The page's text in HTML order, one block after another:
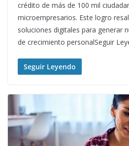
crédito de más de 100 mil
microempresarios. Este logro
soluciones digitales para generar
de crecimiento personalSeguir
Seguir Leyendo